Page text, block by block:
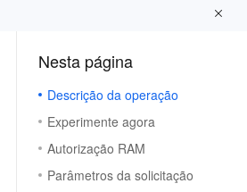
Nesta página
Descrição da operação
Experimente agora
Autorização RAM
Parâmetros da solicitação